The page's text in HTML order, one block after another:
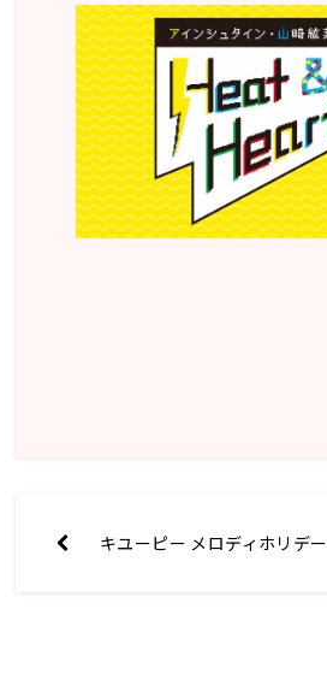
キユーピー メロディホリデー